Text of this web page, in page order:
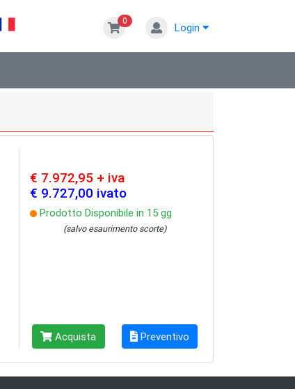
0
Login
€ 7.972,95 + iva
€ 9.727,00 ivato
Prodotto Disponibile in 15 gg
(salvo esaurimento scorte)
Acquista Preventivo